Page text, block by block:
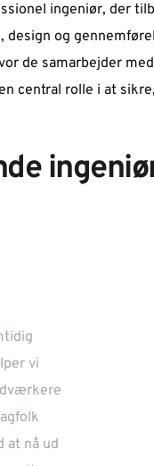
ingeniør, der
og
de samarbejder
central rolle i at
vi
at nå ud